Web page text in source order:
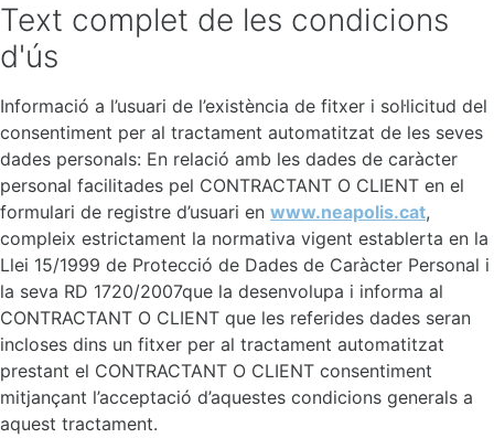
Text complet de les condicions
d'ús
Informació a l’usuari de l’existència de fitxer i sol·licitud del
consentiment per al tractament automatitzat de les seves
dades personals: En relació amb les dades de caràcter
personal facilitades pel CONTRACTANT O CLIENT en el
formulari de registre d’usuari en www.neapolis.cat,
compleix estrictament la normativa vigent establerta en la
Llei 15/1999 de Protecció de Dades de Caràcter Personal i
la seva RD 1720/2007que la desenvolupa i informa al
CONTRACTANT O CLIENT que les referides dades seran
incloses dins un fitxer per al tractament automatitzat
prestant el CONTRACTANT O CLIENT consentiment
mitjançant l’acceptació d’aquestes condicions generals a
aquest tractament.